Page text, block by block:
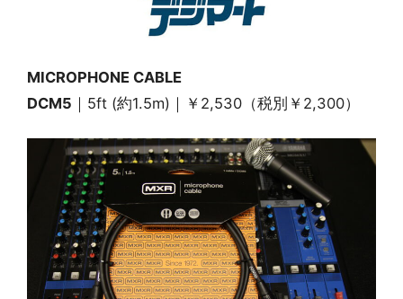
MICROPHONE CABLE
DCM5 ｜5ft (約1.5m)｜￥2,530（税別￥2,300）